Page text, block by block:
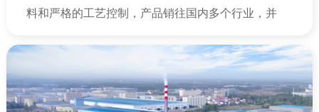
份连续法自动生产线、MS胶连续法自动生产线、甲
烯基（甲基）硅油连续法自动生产线、中性/酸性透
明硅酮胶连续法自动生产线、静态法醇型/肟型胶智
能调色自动生产线、建筑密封胶全系列连续法自动
料和严格的工艺控制，产品销往国内多个行业，并
国、俄罗斯、泰国、越南等多个国家。
天宝利被认定为国家高新技术企业、广东省专
精特新中小企业，建有广东省有机硅新材料工程技